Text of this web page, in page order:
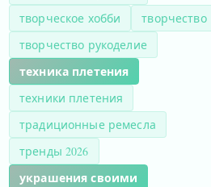
творческое хобби
творчество
творчество рукоделие
техника плетения
техники плетения
традиционные ремесла
тренды 2026
украшения своими